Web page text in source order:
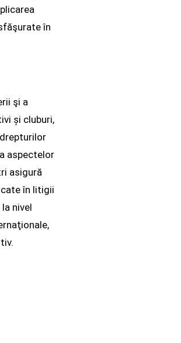
în
şi a
și cluburi,
aspectelor
asigură
în litigii
nivel